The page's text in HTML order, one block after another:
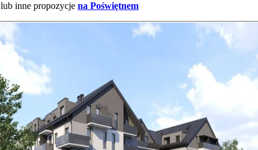
lub inne propozycje na Poświętnem